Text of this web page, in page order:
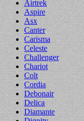
Airtrek
Aspire
Asx
Canter
Carisma
Celeste
Challenger
Chariot
Colt
Cordia
Debonair
Delica
Diamante